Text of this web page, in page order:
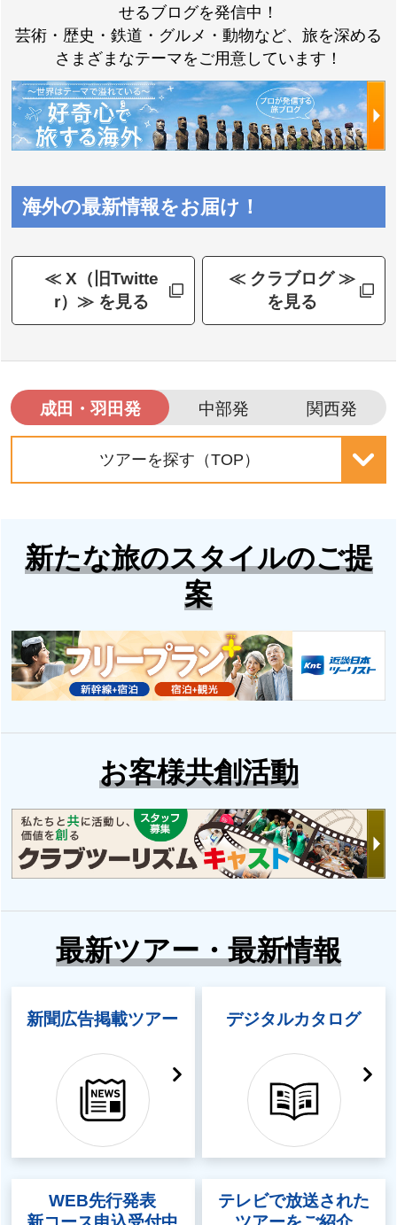
せるブログを発信中！
芸術・歴史・鉄道・グルメ・動物など、旅を深める
さまざまなテーマをご用意しています！
海外の最新情報をお届け！
≪ X（旧Twitte
r）≫ を見る
≪ クラブログ ≫
を見る
成田・羽田発 中部発 関西発
ツアーを探す（TOP）
新たな旅のスタイルのご提
案
お客様共創活動
最新ツアー・最新情報
新聞広告掲載ツアー デジタルカタログ
WEB先行発表
テレビで放送された